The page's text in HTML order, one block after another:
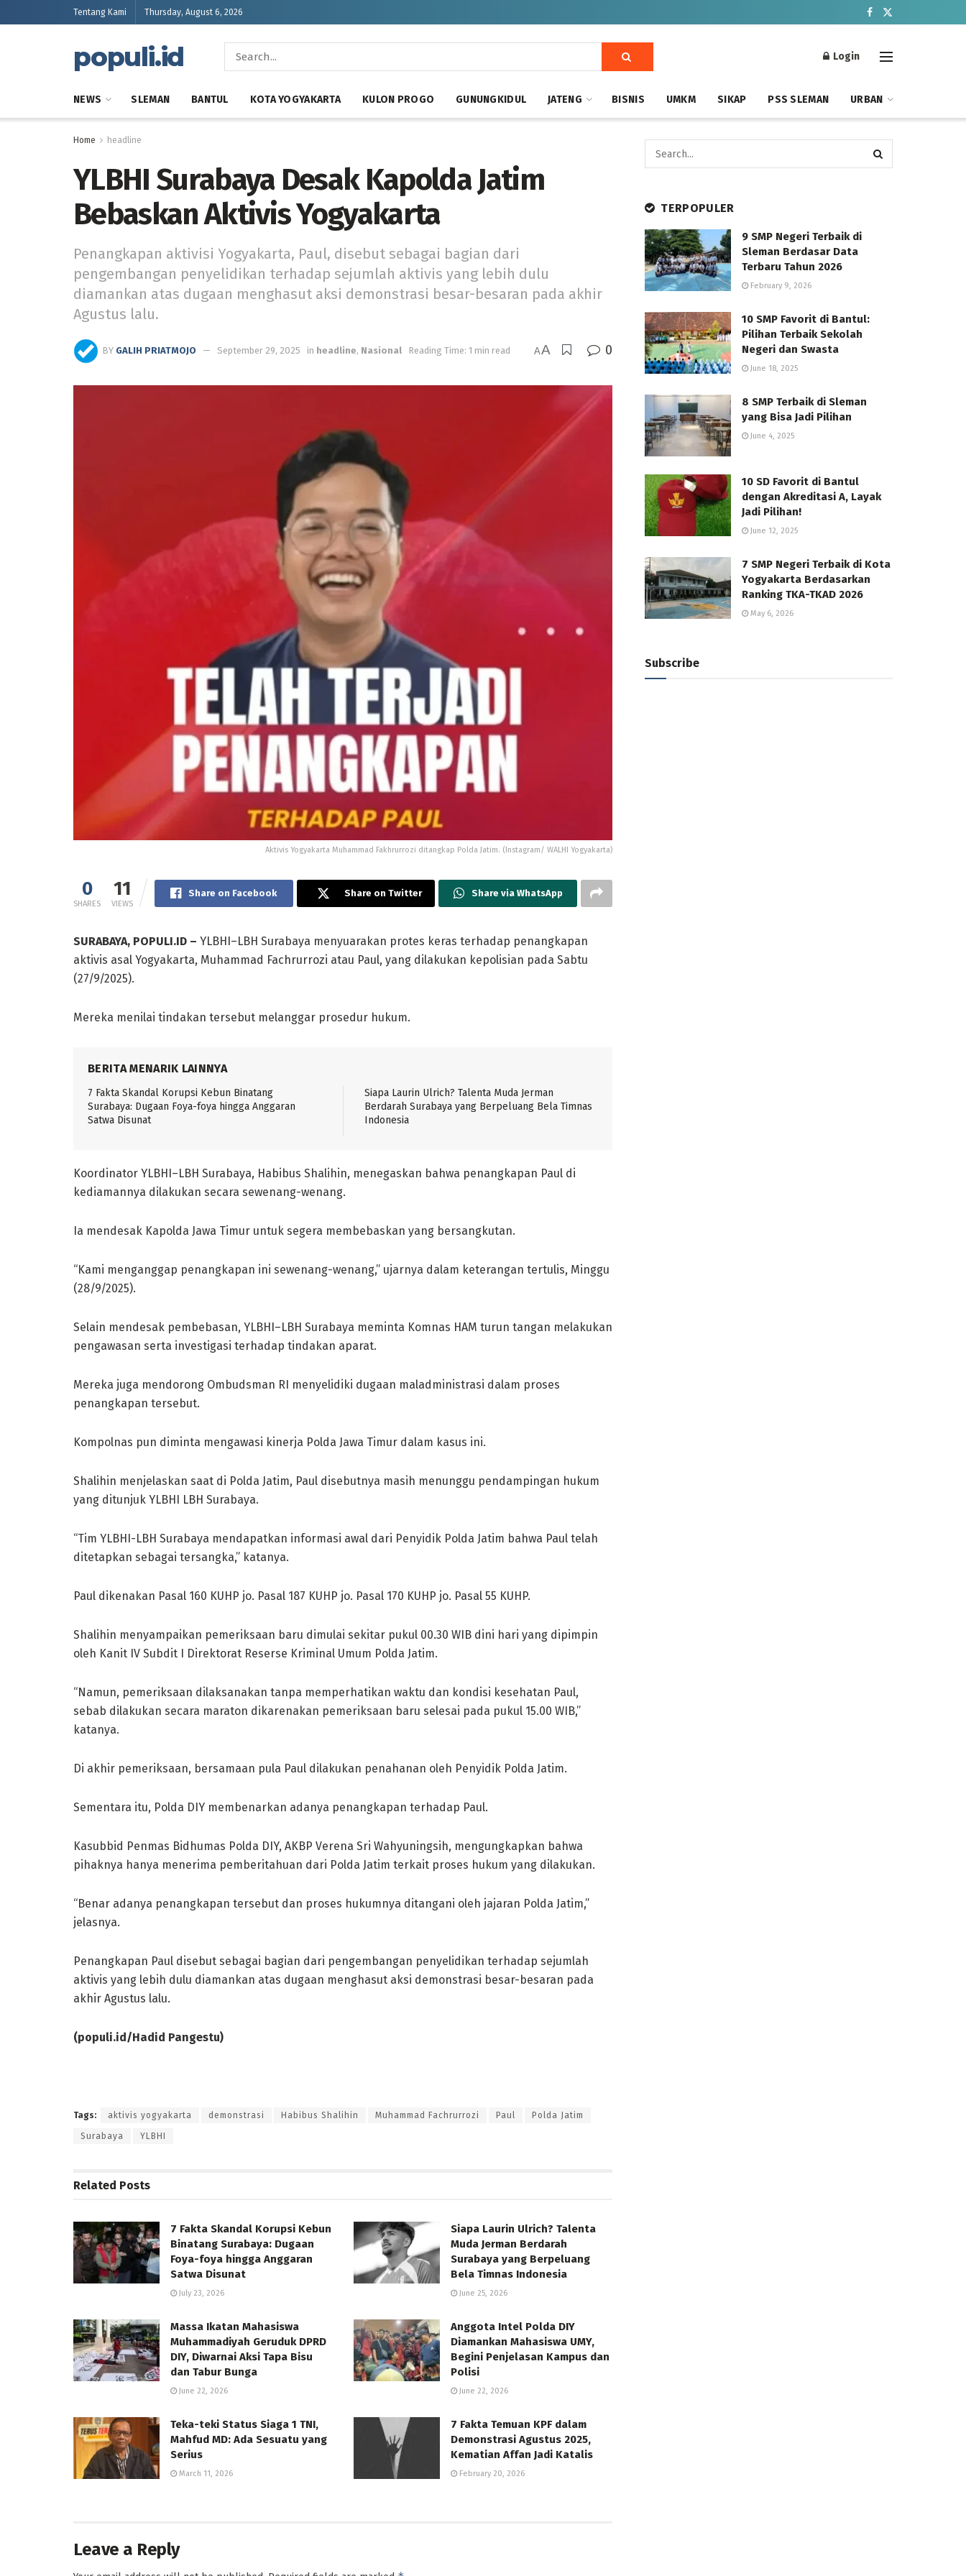
Tentang Kami Thursday, August 6, 2026
populi.id Login
NEWS SLEMAN BANTUL KOTA YOGYAKARTA KULON PROGO GUNUNGKIDUL JATENG BISNIS UMKM SIKAP PSS SLEMAN URBAN
Home headline
YLBHI Surabaya Desak Kapolda Jatim
Bebaskan Aktivis Yogyakarta
Penangkapan aktivisi Yogyakarta, Paul, disebut sebagai bagian dari
pengembangan penyelidikan terhadap sejumlah aktivis yang lebih dulu
diamankan atas dugaan menghasut aksi demonstrasi besar-besaran pada akhir
Agustus lalu.
BY GALIH PRIATMOJO September 29, 2025 in headline, Nasional Reading Time: 1 min read AA 0
Aktivis Yogyakarta Muhammad Fakhrurrozi ditangkap Polda Jatim. (Instagram/ WALHI Yogyakarta)
0
SHARES
11
VIEWS
Share on Facebook Share on Twitter Share via WhatsApp
SURABAYA, POPULI.ID – YLBHI–LBH Surabaya menyuarakan protes keras terhadap penangkapan
aktivis asal Yogyakarta, Muhammad Fachrurrozi atau Paul, yang dilakukan kepolisian pada Sabtu
(27/9/2025).
Mereka menilai tindakan tersebut melanggar prosedur hukum.
BERITA MENARIK LAINNYA
7 Fakta Skandal Korupsi Kebun Binatang
Surabaya: Dugaan Foya-foya hingga Anggaran
Satwa Disunat
Siapa Laurin Ulrich? Talenta Muda Jerman
Berdarah Surabaya yang Berpeluang Bela Timnas
Indonesia
Koordinator YLBHI–LBH Surabaya, Habibus Shalihin, menegaskan bahwa penangkapan Paul di
kediamannya dilakukan secara sewenang-wenang.
Ia mendesak Kapolda Jawa Timur untuk segera membebaskan yang bersangkutan.
“Kami menganggap penangkapan ini sewenang-wenang,” ujarnya dalam keterangan tertulis, Minggu
(28/9/2025).
Selain mendesak pembebasan, YLBHI–LBH Surabaya meminta Komnas HAM turun tangan melakukan
pengawasan serta investigasi terhadap tindakan aparat.
Mereka juga mendorong Ombudsman RI menyelidiki dugaan maladministrasi dalam proses
penangkapan tersebut.
Kompolnas pun diminta mengawasi kinerja Polda Jawa Timur dalam kasus ini.
Shalihin menjelaskan saat di Polda Jatim, Paul disebutnya masih menunggu pendampingan hukum
yang ditunjuk YLBHI LBH Surabaya.
“Tim YLBHI-LBH Surabaya mendapatkan informasi awal dari Penyidik Polda Jatim bahwa Paul telah
ditetapkan sebagai tersangka,” katanya.
Paul dikenakan Pasal 160 KUHP jo. Pasal 187 KUHP jo. Pasal 170 KUHP jo. Pasal 55 KUHP.
Shalihin menyampaikan pemeriksaan baru dimulai sekitar pukul 00.30 WIB dini hari yang dipimpin
oleh Kanit IV Subdit I Direktorat Reserse Kriminal Umum Polda Jatim.
“Namun, pemeriksaan dilaksanakan tanpa memperhatikan waktu dan kondisi kesehatan Paul,
sebab dilakukan secara maraton dikarenakan pemeriksaan baru selesai pada pukul 15.00 WIB,”
katanya.
Di akhir pemeriksaan, bersamaan pula Paul dilakukan penahanan oleh Penyidik Polda Jatim.
Sementara itu, Polda DIY membenarkan adanya penangkapan terhadap Paul.
Kasubbid Penmas Bidhumas Polda DIY, AKBP Verena Sri Wahyuningsih, mengungkapkan bahwa
pihaknya hanya menerima pemberitahuan dari Polda Jatim terkait proses hukum yang dilakukan.
“Benar adanya penangkapan tersebut dan proses hukumnya ditangani oleh jajaran Polda Jatim,”
jelasnya.
Penangkapan Paul disebut sebagai bagian dari pengembangan penyelidikan terhadap sejumlah
aktivis yang lebih dulu diamankan atas dugaan menghasut aksi demonstrasi besar-besaran pada
akhir Agustus lalu.
(populi.id/Hadid Pangestu)
Tags: aktivis yogyakarta demonstrasi Habibus Shalihin Muhammad Fachrurrozi Paul Polda Jatim
Surabaya YLBHI
Related Posts
7 Fakta Skandal Korupsi Kebun
Binatang Surabaya: Dugaan
Foya-foya hingga Anggaran
Satwa Disunat
July 23, 2026
Siapa Laurin Ulrich? Talenta
Muda Jerman Berdarah
Surabaya yang Berpeluang
Bela Timnas Indonesia
June 25, 2026
Massa Ikatan Mahasiswa
Muhammadiyah Geruduk DPRD
DIY, Diwarnai Aksi Tapa Bisu
dan Tabur Bunga
June 22, 2026
Anggota Intel Polda DIY
Diamankan Mahasiswa UMY,
Begini Penjelasan Kampus dan
Polisi
June 22, 2026
Teka-teki Status Siaga 1 TNI,
Mahfud MD: Ada Sesuatu yang
Serius
March 11, 2026
7 Fakta Temuan KPF dalam
Demonstrasi Agustus 2025,
Kematian Affan Jadi Katalis
February 20, 2026
Leave a Reply
TERPOPULER
9 SMP Negeri Terbaik di
Sleman Berdasar Data
Terbaru Tahun 2026
February 9, 2026
10 SMP Favorit di Bantul:
Pilihan Terbaik Sekolah
Negeri dan Swasta
June 18, 2025
8 SMP Terbaik di Sleman
yang Bisa Jadi Pilihan
June 4, 2025
10 SD Favorit di Bantul
dengan Akreditasi A, Layak
Jadi Pilihan!
June 12, 2025
7 SMP Negeri Terbaik di Kota
Yogyakarta Berdasarkan
Ranking TKA-TKAD 2026
May 6, 2026
Subscribe